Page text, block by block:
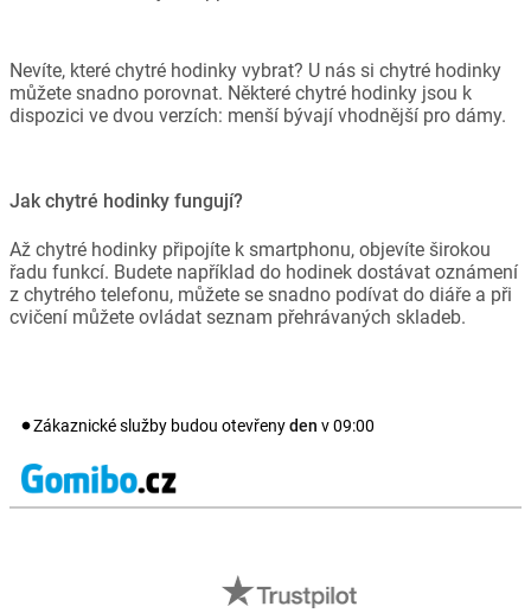
Nevíte, které chytré hodinky vybrat? U nás si chytré hodinky
můžete snadno porovnat. Některé chytré hodinky jsou k
dispozici ve dvou verzích: menší bývají vhodnější pro dámy.
Jak chytré hodinky fungují?
Až chytré hodinky připojíte k smartphonu, objevíte širokou
řadu funkcí. Budete například do hodinek dostávat oznámení
z chytrého telefonu, můžete se snadno podívat do diáře a při
cvičení můžete ovládat seznam přehrávaných skladeb.
Zákaznické služby budou otevřenyden v09:00